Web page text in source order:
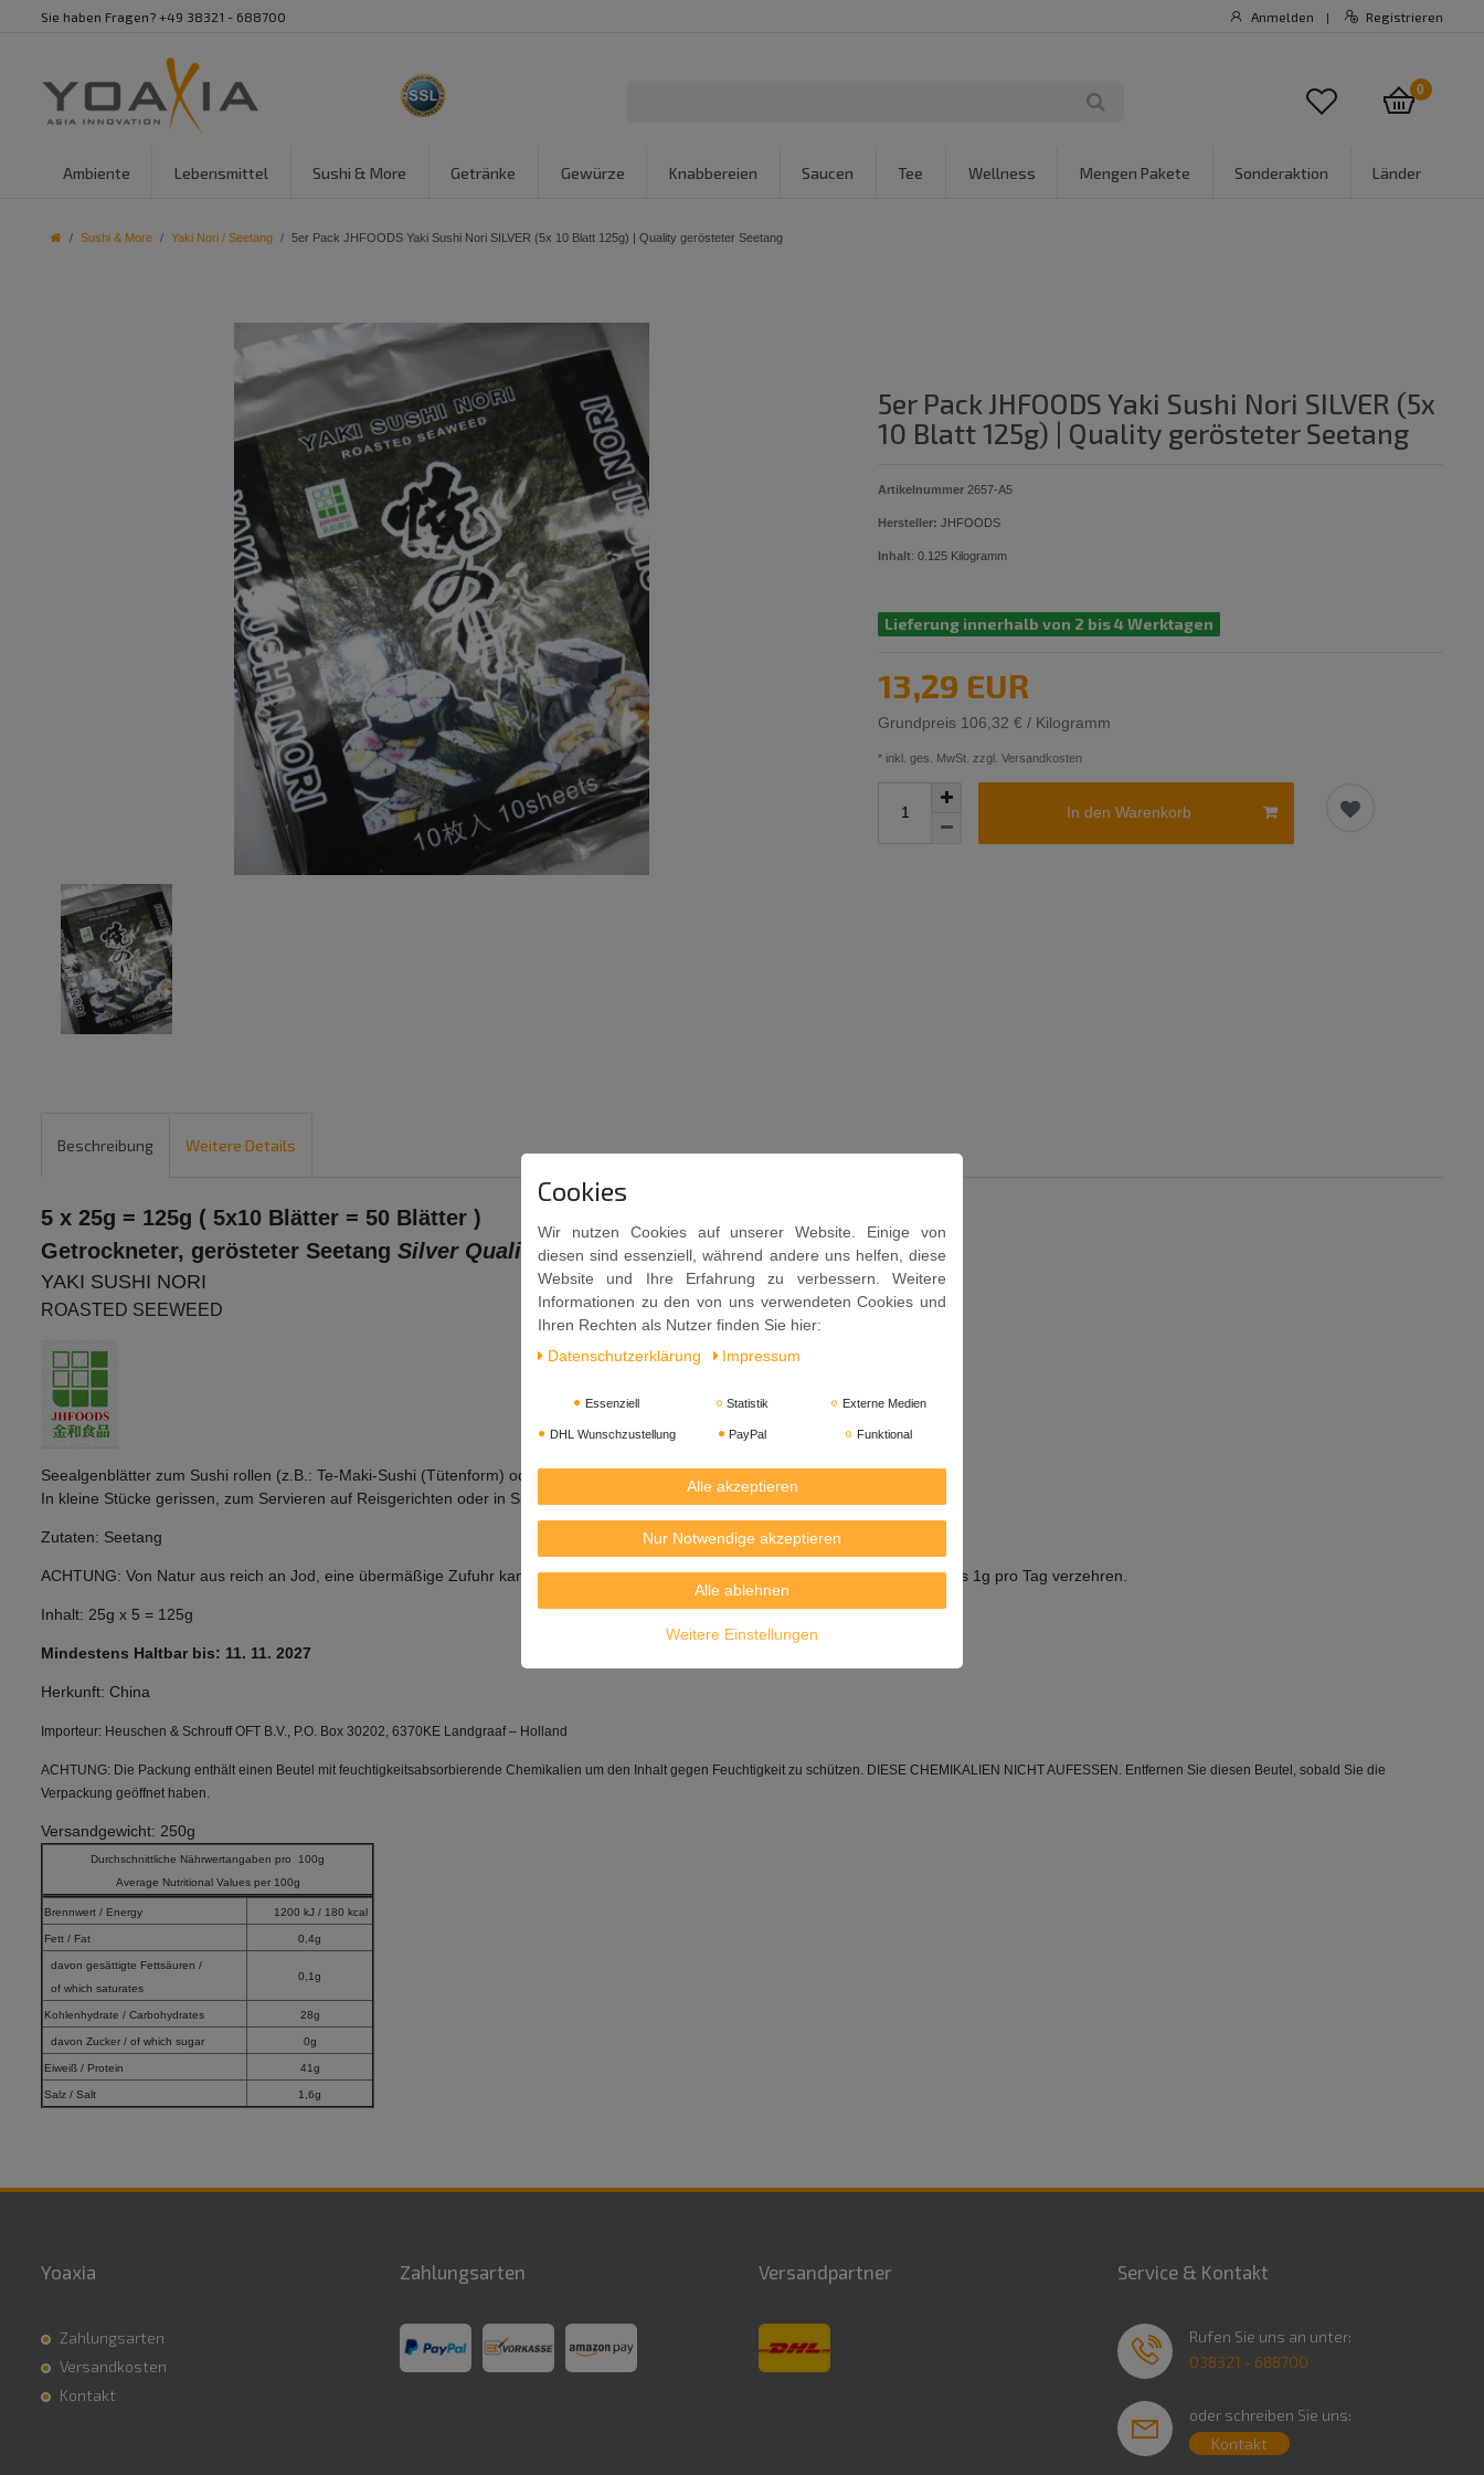
Sie haben Fragen? +49 38321 - 688700 Anmelden | Registrieren
0
Ambiente Lebensmittel Sushi & More Getränke Gewürze Knabbereien Saucen Tee Wellness Mengen Pakete Sonderaktion Länder
Sushi & More Yaki Nori / Seetang 5er Pack JHFOODS Yaki Sushi Nori SILVER (5x 10 Blatt 125g) | Quality gerösteter Seetang
5er Pack JHFOODS Yaki Sushi Nori SILVER (5x
10 Blatt 125g) | Quality gerösteter Seetang
Artikelnummer 2657-A5
Hersteller: JHFOODS
Inhalt:0.125 Kilogramm
Lieferung innerhalb von 2 bis 4 Werktagen
13,29 EUR
Grundpreis 106,32 € / Kilogramm
* inkl. ges. MwSt. zzgl. Versandkosten
In den Warenkorb
Beschreibung Weitere Details
5 x 25g = 125g ( 5x10 Blätter = 50 Blätter )
Getrockneter, gerösteter Seetang Silver Quality
YAKI SUSHI NORI
ROASTED SEEWEED
Seealgenblätter zum Sushi rollen (z.B.: Te-Maki-Sushi (Tütenform) oder Maki-Sushi (gerollte)).
In kleine Stücke gerissen, zum Servieren auf Reisgerichten oder in Suppen.
Zutaten: Seetang
ACHTUNG: Von Natur aus reich an Jod, eine übermäßige Zufuhr kann zu Störungen der Schilddrüsenfunktion führen. Nicht mehr als 1g pro Tag verzehren.
Inhalt: 25g x 5 = 125g
Mindestens Haltbar bis: 11. 11. 2027
Herkunft: China
Importeur: Heuschen & Schrouff OFT B.V., P.O. Box 30202, 6370KE Landgraaf – Holland
ACHTUNG: Die Packung enthält einen Beutel mit feuchtigkeitsabsorbierende Chemikalien um den Inhalt gegen Feuchtigkeit zu schützen. DIESE CHEMIKALIEN NICHT AUFESSEN. Entfernen Sie diesen Beutel, sobald Sie die
Verpackung geöffnet haben.
Versandgewicht: 250g
Durchschnittliche Nährwertangaben pro 100g
Average Nutritional Values per 100g
Brennwert / Energy 1200 kJ / 180 kcal
Fett / Fat 0,4g
davon gesättigte Fettsäuren /
of which saturates
0,1g
Kohlenhydrate / Carbohydrates 28g
davon Zucker / of which sugar 0g
Eiweiß / Protein 41g
Salz / Salt 1,6g
Yoaxia
Zahlungsarten
Versandkosten
Kontakt
Zahlungsarten Versandpartner Service & Kontakt
Rufen Sie uns an unter:
038321 - 688700
oder schreiben Sie uns:
Kontakt
Cookies
Wir nutzen Cookies auf unserer Website. Einige von
diesen sind essenziell, während andere uns helfen, diese
Website und Ihre Erfahrung zu verbessern. Weitere
Informationen zu den von uns verwendeten Cookies und
Ihren Rechten als Nutzer finden Sie hier:
Daten­schutz­erklärung
Impressum
Essenziell Statistik Externe Medien
DHL Wunschzustellung PayPal Funktional
Alle akzeptieren
Nur Notwendige akzeptieren
Alle ablehnen
Weitere Einstellungen